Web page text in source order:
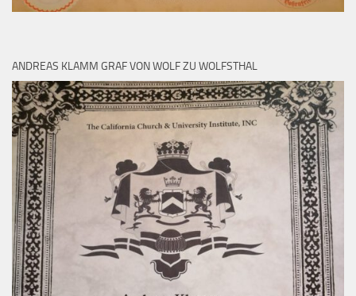
ANDREAS KLAMM GRAF VON WOLF ZU WOLFSTHAL